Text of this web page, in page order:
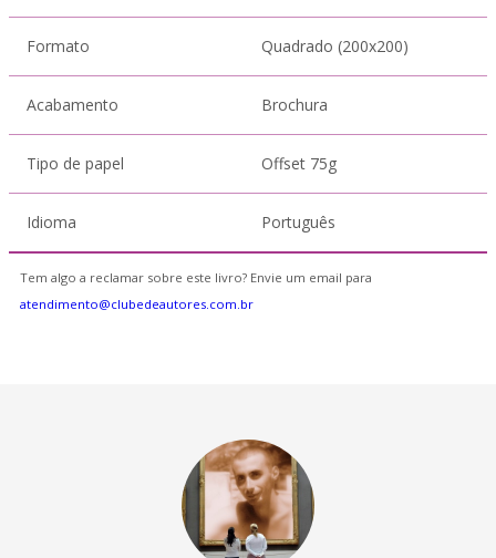
Formato Quadrado (200x200)
Acabamento Brochura
Tipo de papel Offset 75g
Idioma Português
Tem algo a reclamar sobre este livro? Envie um email para
atendimento@clubedeautores.com.br